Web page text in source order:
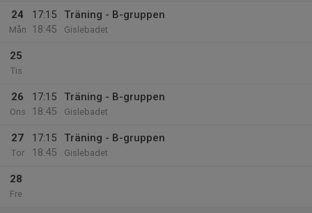
24
Mån
17:15
18:45
Träning - B-gruppen
Gislebadet
25
Tis
26
Ons
17:15
18:45
Träning - B-gruppen
Gislebadet
27
Tor
17:15
18:45
Träning - B-gruppen
Gislebadet
28
Fre